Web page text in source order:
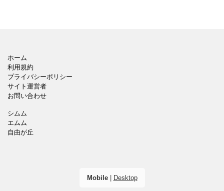
ホーム
利用規約
プライバシーポリシー
サイト運営者
お問い合わせ
シムム
エムム
自由が丘
Mobile| Desktop